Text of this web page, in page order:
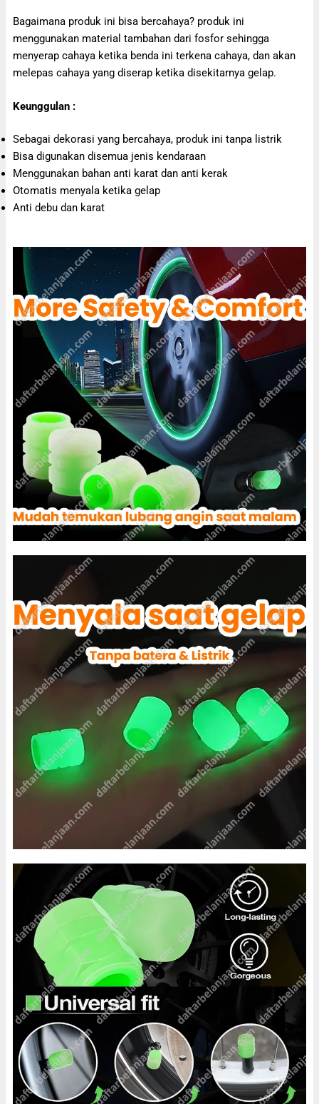
Bagaimana produk ini bisa bercahaya? produk ini
menggunakan material tambahan dari fosfor sehingga
menyerap cahaya ketika benda ini terkena cahaya, dan akan
melepas cahaya yang diserap ketika disekitarnya gelap.
Keunggulan :
Sebagai dekorasi yang bercahaya, produk ini tanpa listrik
Bisa digunakan disemua jenis kendaraan
Menggunakan bahan anti karat dan anti kerak
Otomatis menyala ketika gelap
Anti debu dan karat